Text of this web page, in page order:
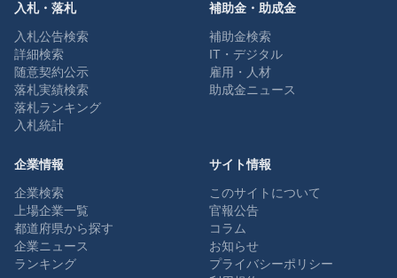
入札・落札
入札公告検索
詳細検索
随意契約公示
落札実績検索
落札ランキング
入札統計
補助金・助成金
補助金検索
IT・デジタル
雇用・人材
助成金ニュース
企業情報
企業検索
上場企業一覧
都道府県から探す
企業ニュース
ランキング
サイト情報
このサイトについて
官報公告
コラム
お知らせ
プライバシーポリシー